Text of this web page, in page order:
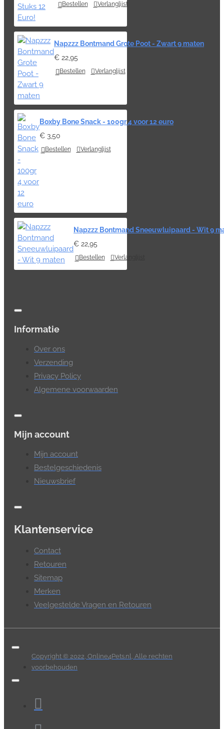
Bestellen Verlanglijst
Napzzz Bontmand Grote Poot - Zwart 9 maten
€ 22,95
Bestellen Verlanglijst
Boxby Bone Snack - 100gr 4 voor 12 euro
€ 3,50
Bestellen Verlanglijst
Napzzz Bontmand Sneeuwluipaard - Wit 9
€ 22,95
Bestellen Verlanglijst
Informatie
Over ons
Verzending
Privacy Policy
Algemene voorwaarden
Mijn account
Mijn account
Bestelgeschiedenis
Nieuwsbrief
Klantenservice
Contact
Retouren
Sitemap
Merken
Veelgestelde Vragen en Retouren
Copyright © 2022, Online4Pets.nl, Alle rechten
voorbehouden